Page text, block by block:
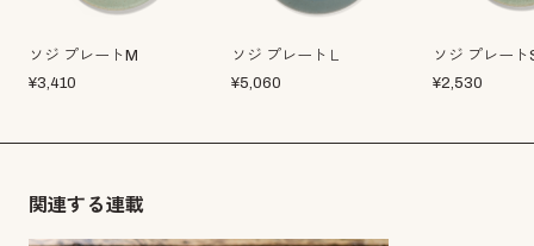
ソジ プレートM
¥3,410
ソジ プレートＬ
¥5,060
ソジ プレート
¥2,530
関連する連載